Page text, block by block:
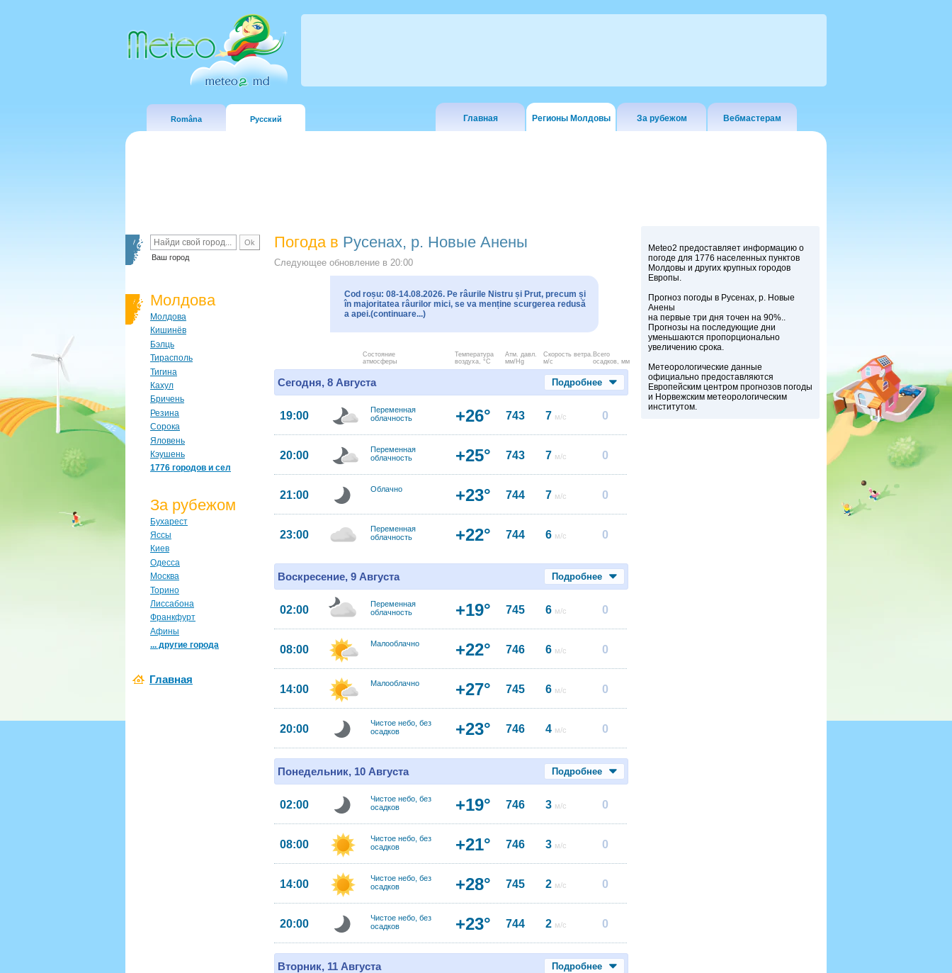
Româna Русский Главная Регионы Молдовы За рубежом Вебмастерам
Ваш город
Молдова
Молдова
Кишинёв
Бэлць
Тирасполь
Тигина
Кахул
Бричень
Резина
Сорока
Яловень
Кэушень
1776 городов и сел
За рубежом
Бухарест
Яссы
Киев
Одесса
Москва
Торино
Лиссабона
Франкфурт
Афины
... другие города
Главная
Погода в Русенах, р. Новые Анены
Следующее обновление в 20:00
Cod roșu: 08-14.08.2026. Pe râurile Nistru și Prut, precum și
în majoritatea râurilor mici, se va menține scurgerea redusă
a apei.(continuare...)
Состояние
атмосферы
Температура
воздуха, °C
Атм. давл.
мм/Hg
Скорость ветра.
м/с
Всего
осадков, мм
Сегодня, 8 Августа Подробнее
19:00
Переменная
облачность
+26° 743 7 м/с 0
20:00
Переменная
облачность
+25° 743 7 м/с 0
21:00 Облачно +23° 744 7 м/с 0
23:00
Переменная
облачность
+22° 744 6 м/с 0
Воскресение, 9 Августа Подробнее
02:00
Переменная
облачность
+19° 745 6 м/с 0
08:00 Малооблачно +22° 746 6 м/с 0
14:00 Малооблачно +27° 745 6 м/с 0
20:00
Чистое небо, без
осадков
+23° 746 4 м/с 0
Понедельник, 10 Августа Подробнее
02:00
Чистое небо, без
осадков
+19° 746 3 м/с 0
08:00
Чистое небо, без
осадков
+21° 746 3 м/с 0
14:00
Чистое небо, без
осадков
+28° 745 2 м/с 0
20:00
Чистое небо, без
осадков
+23° 744 2 м/с 0
Вторник, 11 Августа Подробнее
Meteo2 предоставляет информацию о
погоде для 1776 населенных пунктов
Молдовы и других крупных городов
Европы.
Прогноз погоды в Русенах, р. Новые
Анены
на первые три дня точен на 90%..
Прогнозы на последующие дни
уменьшаются пропорционально
увеличению срока.
Метеорологические данные
официально предоставляются
Европейским центром прогнозов погоды
и Норвежским метеорологическим
институтом.